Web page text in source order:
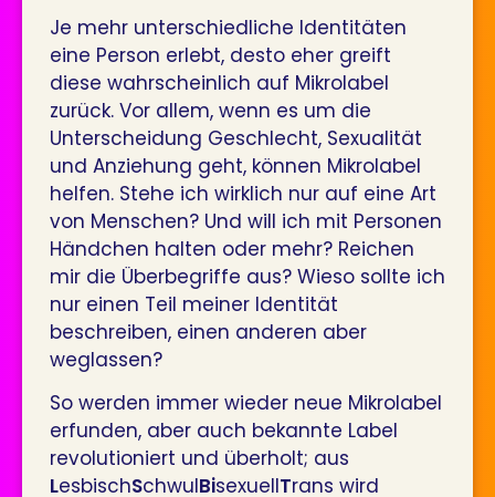
Je mehr unterschiedliche Identitäten
eine Person erlebt, desto eher greift
diese wahrscheinlich auf Mikrolabel
zurück. Vor allem, wenn es um die
Unterscheidung Geschlecht, Sexualität
und Anziehung geht, können Mikrolabel
helfen. Stehe ich wirklich nur auf eine Art
von Menschen? Und will ich mit Personen
Händchen halten oder mehr? Reichen
mir die Überbegriffe aus? Wieso sollte ich
nur einen Teil meiner Identität
beschreiben, einen anderen aber
weglassen?
So werden immer wieder neue Mikrolabel
erfunden, aber auch bekannte Label
revolutioniert und überholt; aus
LesbischSchwulBisexuellTrans wird